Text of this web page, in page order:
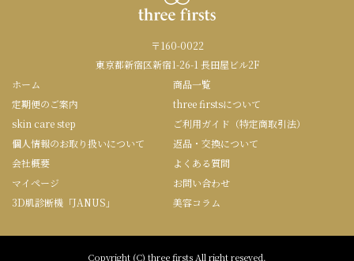
〒160-0022
東京都新宿区新宿1-26-1 長田屋ビル2F
ホーム
商品一覧
定期便のご案内
three firstsについて
skin care step
ご利用ガイド（特定商取引法）
個人情報のお取り扱いについて
返品・交換について
会社概要
よくある質問
マイページ
お問い合わせ
3D肌診断機「JANUS」
美容コラム
Copyright (C) three firsts All right reseved.